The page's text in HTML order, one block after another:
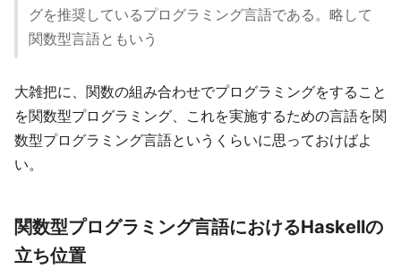
グを推奨しているプログラミング言語である。略して
関数型言語ともいう
大雑把に、関数の組み合わせでプログラミングをすること
を関数型プログラミング、これを実施するための言語を関
数型プログラミング言語というくらいに思っておけばよ
い。
関数型プログラミング言語におけるHaskellの
立ち位置